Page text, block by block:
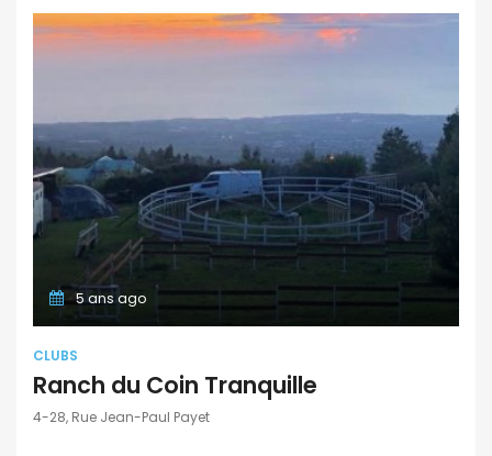
5 ans ago
CLUBS
Ranch du Coin Tranquille
4-28, Rue Jean-Paul Payet